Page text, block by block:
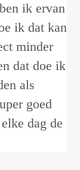
ik ervan
ik dat kan
minder
dat doe ik
als
goed
dag de